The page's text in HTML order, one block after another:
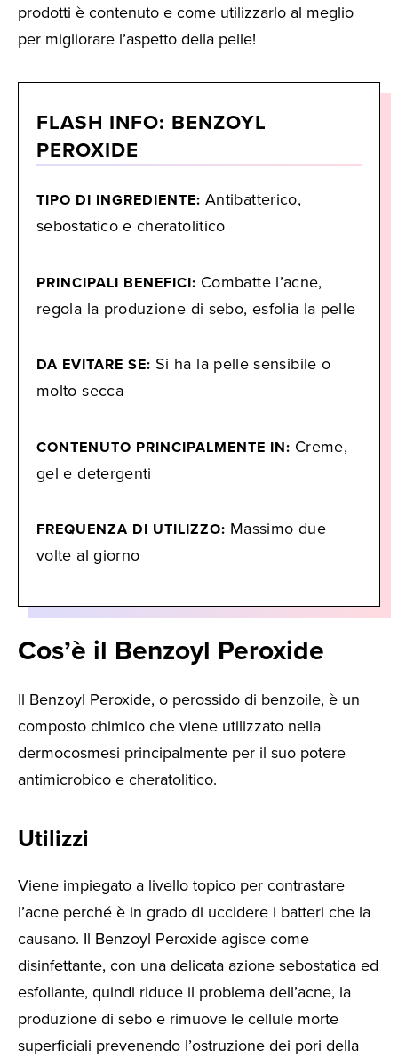
prodotti è contenuto e come utilizzarlo al meglio
per migliorare l’aspetto della pelle!
FLASH INFO: BENZOYL
PEROXIDE
TIPO DI INGREDIENTE: Antibatterico,
sebostatico e cheratolitico
PRINCIPALI BENEFICI: Combatte l’acne,
regola la produzione di sebo, esfolia la pelle
DA EVITARE SE: Si ha la pelle sensibile o
molto secca
CONTENUTO PRINCIPALMENTE IN: Creme,
gel e detergenti
FREQUENZA DI UTILIZZO: Massimo due
volte al giorno
Cos’è il Benzoyl Peroxide
Il Benzoyl Peroxide, o perossido di benzoile, è un
composto chimico che viene utilizzato nella
dermocosmesi principalmente per il suo potere
antimicrobico e cheratolitico.
Utilizzi
Viene impiegato a livello topico per contrastare
l’acne perché è in grado di uccidere i batteri che la
causano. Il Benzoyl Peroxide agisce come
disinfettante, con una delicata azione sebostatica ed
esfoliante, quindi riduce il problema dell’acne, la
produzione di sebo e rimuove le cellule morte
superficiali prevenendo l’ostruzione dei pori della